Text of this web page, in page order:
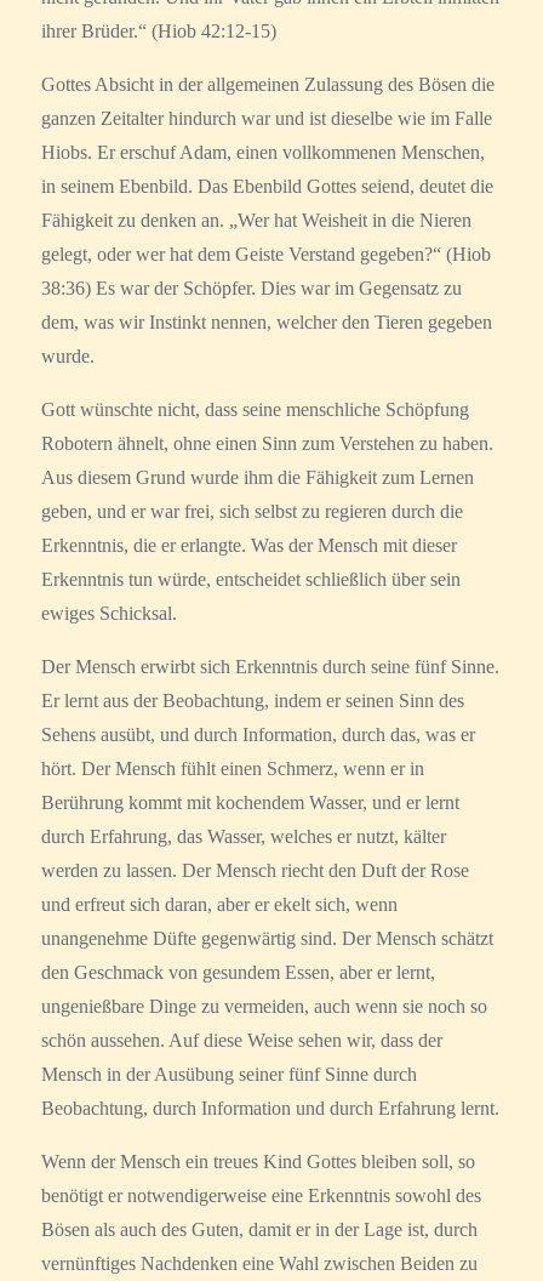
ihrer Brüder.“ (Hiob 42:12-15)
Gottes Absicht in der allgemeinen Zulassung des Bösen die
ganzen Zeitalter hindurch war und ist dieselbe wie im Falle
Hiobs. Er erschuf Adam, einen vollkommenen Menschen,
in seinem Ebenbild. Das Ebenbild Gottes seiend, deutet die
Fähigkeit zu denken an. „Wer hat Weisheit in die Nieren
gelegt, oder wer hat dem Geiste Verstand gegeben?“ (Hiob
38:36) Es war der Schöpfer. Dies war im Gegensatz zu
dem, was wir Instinkt nennen, welcher den Tieren gegeben
wurde.
Gott wünschte nicht, dass seine menschliche Schöpfung
Robotern ähnelt, ohne einen Sinn zum Verstehen zu haben.
Aus diesem Grund wurde ihm die Fähigkeit zum Lernen
geben, und er war frei, sich selbst zu regieren durch die
Erkenntnis, die er erlangte. Was der Mensch mit dieser
Erkenntnis tun würde, entscheidet schließlich über sein
ewiges Schicksal.
Der Mensch erwirbt sich Erkenntnis durch seine fünf Sinne.
Er lernt aus der Beobachtung, indem er seinen Sinn des
Sehens ausübt, und durch Information, durch das, was er
hört. Der Mensch fühlt einen Schmerz, wenn er in
Berührung kommt mit kochendem Wasser, und er lernt
durch Erfahrung, das Wasser, welches er nutzt, kälter
werden zu lassen. Der Mensch riecht den Duft der Rose
und erfreut sich daran, aber er ekelt sich, wenn
unangenehme Düfte gegenwärtig sind. Der Mensch schätzt
den Geschmack von gesundem Essen, aber er lernt,
ungenießbare Dinge zu vermeiden, auch wenn sie noch so
schön aussehen. Auf diese Weise sehen wir, dass der
Mensch in der Ausübung seiner fünf Sinne durch
Beobachtung, durch Information und durch Erfahrung lernt.
Wenn der Mensch ein treues Kind Gottes bleiben soll, so
benötigt er notwendigerweise eine Erkenntnis sowohl des
Bösen als auch des Guten, damit er in der Lage ist, durch
vernünftiges Nachdenken eine Wahl zwischen Beiden zu